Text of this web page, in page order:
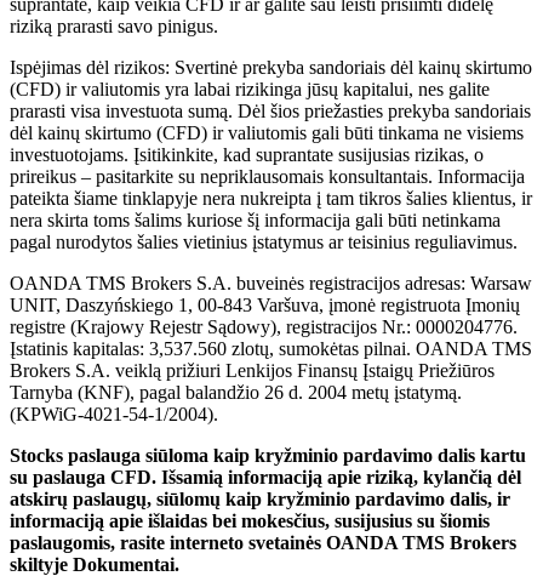
riziką prarasti savo pinigus.
Ispėjimas dėl rizikos: Svertinė prekyba sandoriais dėl kainų skirtumo
(CFD) ir valiutomis yra labai rizikinga jūsų kapitalui, nes galite
prarasti visa investuota sumą. Dėl šios priežasties prekyba sandoriais
dėl kainų skirtumo (CFD) ir valiutomis gali būti tinkama ne visiems
investuotojams. Įsitikinkite, kad suprantate susijusias rizikas, o
prireikus – pasitarkite su nepriklausomais konsultantais. Informacija
pateikta šiame tinklapyje nera nukreipta į tam tikros šalies klientus, ir
nera skirta toms šalims kuriose šį informacija gali būti netinkama
pagal nurodytos šalies vietinius įstatymus ar teisinius reguliavimus.
OANDA TMS Brokers S.A. buveinės registracijos adresas: Warsaw
UNIT, Daszyńskiego 1, 00-843 Varšuva, įmonė registruota Įmonių
registre (Krajowy Rejestr Sądowy), registracijos Nr.: 0000204776.
Įstatinis kapitalas: 3,537.560 zlotų, sumokėtas pilnai. OANDA TMS
Brokers S.A. veiklą prižiuri Lenkijos Finansų Įstaigų Priežiūros
Tarnyba (KNF), pagal balandžio 26 d. 2004 metų įstatymą.
(KPWiG-4021-54-1/2004).
Stocks paslauga siūloma kaip kryžminio pardavimo dalis kartu
su paslauga CFD. Išsamią informaciją apie riziką, kylančią dėl
atskirų paslaugų, siūlomų kaip kryžminio pardavimo dalis, ir
informaciją apie išlaidas bei mokesčius, susijusius su šiomis
paslaugomis, rasite interneto svetainės OANDA TMS Brokers
skiltyje Dokumentai.